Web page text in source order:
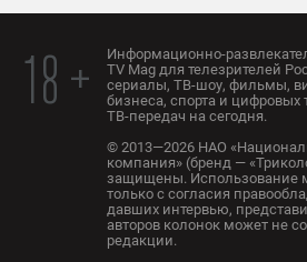
18 +
Информационно-
TV Mag для телезрителей
сериалы, ТВ-шоу, фильмы,
бизнеса, спорта и цифровых
ТВ-передач на сегодня.
© 2013—2026 НАО
компания» (бренд —
защищены. Использование
только с согласия
давших интервью,
авторов колонок может не
редакции.